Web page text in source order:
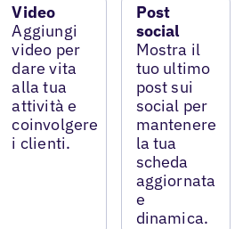
Video
Aggiungi
video per
dare vita
alla tua
attività e
coinvolgere
i clienti.
Post
social
Mostra il
tuo ultimo
post sui
social per
mantenere
la tua
scheda
aggiornata
e
dinamica.